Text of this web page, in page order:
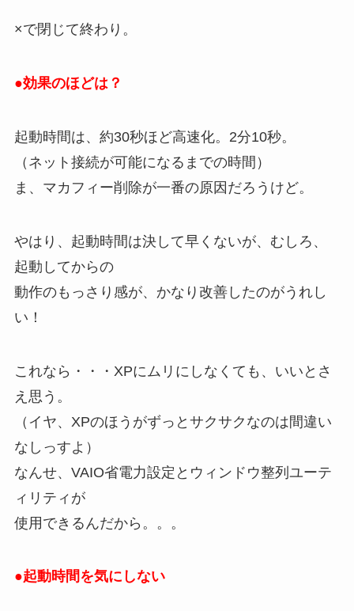
×で閉じて終わり。
●効果のほどは？
起動時間は、約30秒ほど高速化。2分10秒。
（ネット接続が可能になるまでの時間）
ま、マカフィー削除が一番の原因だろうけど。
やはり、起動時間は決して早くないが、むしろ、
起動してからの
動作のもっさり感が、かなり改善したのがうれし
い！
これなら・・・XPにムリにしなくても、いいとさ
え思う。
（イヤ、XPのほうがずっとサクサクなのは間違い
なしっすよ）
なんせ、VAIO省電力設定とウィンドウ整列ユーテ
ィリティが
使用できるんだから。。。
●起動時間を気にしない